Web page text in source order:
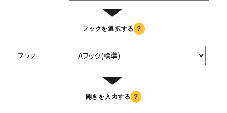
▼
フックを選択する ？
フック
▼
開きを入力する ？